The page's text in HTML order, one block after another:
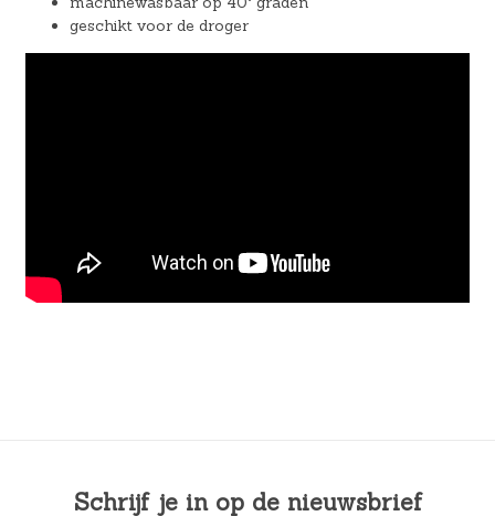
geschikt voor de droger
Schrijf je in op de nieuwsbrief